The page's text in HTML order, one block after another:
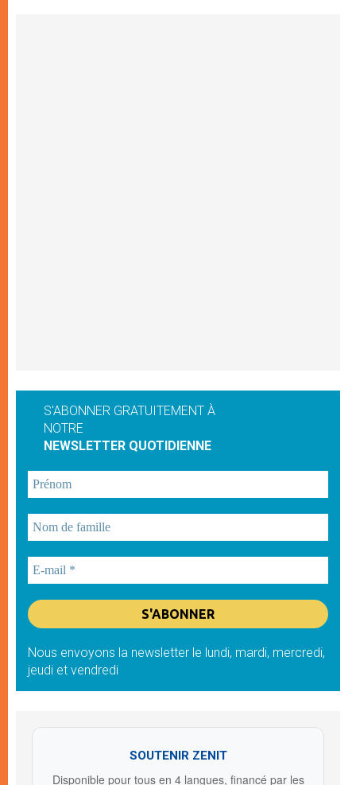
S'ABONNER GRATUITEMENT À
NOTRE
NEWSLETTER QUOTIDIENNE
Nous envoyons la newsletter le lundi, mardi, mercredi,
jeudi et vendredi
SOUTENIR ZENIT
Disponible pour tous en 4 langues, financé par les